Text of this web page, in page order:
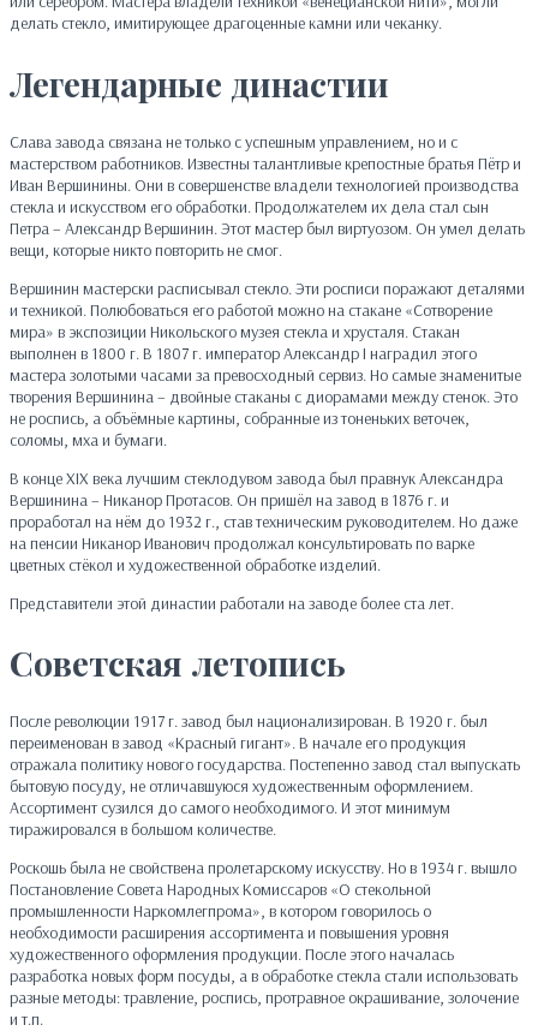
делать стекло, имитирующее драгоценные камни или чеканку.
Легендарные династии
Слава завода связана не только с успешным управлением, но и с
мастерством работников. Известны талантливые крепостные братья Пётр и
Иван Вершинины. Они в совершенстве владели технологией производства
стекла и искусством его обработки. Продолжателем их дела стал сын
Петра – Александр Вершинин. Этот мастер был виртуозом. Он умел делать
вещи, которые никто повторить не смог.
Вершинин мастерски расписывал стекло. Эти росписи поражают деталями
и техникой. Полюбоваться его работой можно на стакане «Сотворение
мира» в экспозиции Никольского музея стекла и хрусталя. Стакан
выполнен в 1800 г. В 1807 г. император Александр I наградил этого
мастера золотыми часами за превосходный сервиз. Но самые знаменитые
творения Вершинина – двойные стаканы с диорамами между стенок. Это
не роспись, а объёмные картины, собранные из тоненьких веточек,
соломы, мха и бумаги.
В конце XIX века лучшим стеклодувом завода был правнук Александра
Вершинина – Никанор Протасов. Он пришёл на завод в 1876 г. и
проработал на нём до 1932 г., став техническим руководителем. Но даже
на пенсии Никанор Иванович продолжал консультировать по варке
цветных стёкол и художественной обработке изделий.
Представители этой династии работали на заводе более ста лет.
Советская летопись
После революции 1917 г. завод был национализирован. В 1920 г. был
переименован в завод «Красный гигант». В начале его продукция
отражала политику нового государства. Постепенно завод стал выпускать
бытовую посуду, не отличавшуюся художественным оформлением.
Ассортимент сузился до самого необходимого. И этот минимум
тиражировался в большом количестве.
Роскошь была не свойствена пролетарскому искусству. Но в 1934 г. вышло
Постановление Совета Народных Комиссаров «О стекольной
промышленности Наркомлегпрома», в котором говорилось о
необходимости расширения ассортимента и повышения уровня
художественного оформления продукции. После этого началась
разработка новых форм посуды, а в обработке стекла стали использовать
разные методы: травление, роспись, протравное окрашивание, золочение
и т.п.